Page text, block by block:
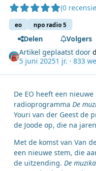
(0
eo npo radio 5
Delen
Volgers
Artikel geplaatst door
5 juni 20251 jr. · 833
De EO heeft een
radioprogramma De
Youri van der Geest de
de Joode op, die na
Met de komst van Van
een nieuwe stem, die
de uitzending. De